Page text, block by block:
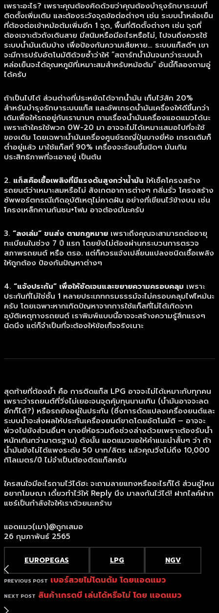
เพราะอะไร? เพราะคุณต้องคิดด้วยว่าคุณต้องบำรุงรักษาระบบที่
ติดตั้งเพิ่มเติม และต้องระวังจุดข้อต่อต่างๆ เช่น ระบบน้ำหล่อเย็น
ที่ต้องต่อเข้าหม้อต้มเพิ่มอีก 1 จุด, พื้นที่ติดตั้งต่างๆ เช่น จุดที่
ต้องเจาะตัวถังเดินสาย มีสนิมหรือมีอะไรหรือไม่, ไปจนถึงควรใช้
ระบบน้ำมันเดิมบ้าง เพื่อป้องกันความเสียหาย… ระบบแก็สดีๆ เขา
จะมีการปรับอัตโนมัติด้วยซ้ำว่าให้ “สตาร์ทน้ำมันจนกว่าระบบน้ำ
หล่อเย็นจะได้อุณหภูมิที่เหมาะสมสำหรับหม้อต้ม” อันนี้ก็ลองถามอู่
ได้ครับ
ถ้าเป็นไปได้ ส่วนต่างที่ประหยัดได้จากน้ำมัน เก็บไว้สัก 20%
สำหรับบำรุงรักษาระบบแก็ส และอัพเกรดน้ำมันเครื่องให้ดีขึ้นกว่า
เดิมเพื่อให้รถอยู่กับเรานานๆ ถามเรื่องน้ำมันเครื่องแอดแมวได้นะ
เพราะถ้าใครใช้พวก 0W-20 มา อาจจะไม่ได้เหมาะเสมอไปที่จะใช้
ของเดิม โดยเฉพาะน้ำมันเครื่องศูนย์รถญี่ปุ่นบางยี่ห้อ เกรดเดิมก็
ต่ำอยู่แล้ว มาใช้แก็สที่ 90% เครื่องจะร้อนขึ้นนิดๆ มันเกิน
ประสิทธิภาพที่จะเอาอยู่ เป็นต้น
2. แก็สคือเชื้อเพลิงที่มีแรงดันสูงกว่าน้ำมัน ให้เช็คโครงสร้าง
รถยนต์ว่าเหมาะสมหรือไม่ สังเกตอาการต่างๆ กลิ่นรั่ว โครงสร้าง
ซัพพอร์ตกรณีเกิดอุบัติเหตุไม่คาดฝัน อย่างที่เขียนไว้ข้างบน เช่น
โครงเหล็กคานกันชน+โฟม อาจต้องมีนะครับ
3. “ลงเล่ม” ขนส่ง ตามกฎหมาย เพราะถึงคุณจะสามารถต่ออายุ
ทะเบียนในช่วง 7 ปี แรก โดยยังไม่ต้องผ่านกระบวนการตรวจ
สภาพรถยนต์ หรือ ตรอ. แต่ก็ควรแจ้งเปลี่ยนแปลงชนิดเชื้อเพลิง
ให้ถูกต้อง ป้องกันปัญหาต่างๆ
4. “แจ้งประกัน” เพื่อให้ชัดเจนและขยายความครอบคลุม เพราะ
ประกันที่ไม่ใช่ชั้น 1 หลายประเภทกรมธรรม์จะไม่ครอบคลุมไฟไหม้นะ
ครับ โดยเฉพาะหากเกิดปัญหาจากการใช้แก็สที่ไม่ได้เกิดจาก
อุบัติเหตุทางรถยนต์ เราพิมพ์แบบนี้อาจจะสร้างความรู้สึกแรงๆ
นิดนึง แต่ก็จำเป็นที่จะต้องให้ข้อเท็จจริงเนาะ
สุดท้ายที่ต้องย้ำ คือ การติดแก็ส LPG อาจจะไม่ได้เหมาะกับทุกคน
เพราะว่ารถยนต์ที่วิ่งไม่เยอะจนจุดคุ้มทุนนานเกิน (น้ำมันอาจจะลด
อีกก็ได้?) หรือรถยังอยู่ในประกัน (ซึ่งการดัดแปลงเครื่องยนต์และ
ระบบน้ำจะส่งผลให้ประกันเครื่องยนต์ขาดโดยอัตโนมัติ – อาจจะ
พ่วงไปยังส่วนอื่นๆ บางยี่ห้อรวมถึงช่วงล่างด้วยเพราะต้องรับน้ำ
หนักเกินกว่ามาตรฐาน) ดังนั้น แอดแมวขอให้คำแนะนำสั้นๆ ว่า ถ้า
น้ำมันยังไม่ได้แพงระดับ 50 บาท/ลิตร แล้วคุณวิ่งไม่ถึง 10,000
กิโลเมตร/ปี ไม่จำเป็นต้องติดแก็สครับ
ใครสนใจมีอะไรถามไว้ได้ฮะ จะถามลายแทงหรืออะไรก็ได้ ส่วนอู่ไหน
อยากโฆษณา เดี๋ยวทำไว้ให้ Reply นึง มาลงกันไว้ได้! ฝากไลค์ฝาก
แชร์เป็นกำลังใจให้เราด้วยนะคร้าบ
แอดแมว(เมา)@ถูกเสมอ
26 กุมภาพันธ์ 2565
EUROPEGAS LPG NGV
PREVIOUS POST เบอร์สวยไม่โดนต้ม โดยแอดแมว
NEXT POST สินค้าเกรดบี เล่นได้หรือไม่ โดย แอดแมว